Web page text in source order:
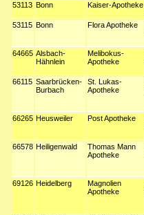
53113 Bonn Kaiser-Apotheke
53115 Bonn Flora Apotheke
64665 Alsbach-
Hähnlein
Melibokus-
Apotheke
66115 Saarbrücken-
Burbach
St. Lukas-
Apotheke
66265 Heusweiler Post Apotheke
66578 Heiligenwald
Thomas Mann
Apotheke
69126 Heidelberg
Magnolien
Apotheke